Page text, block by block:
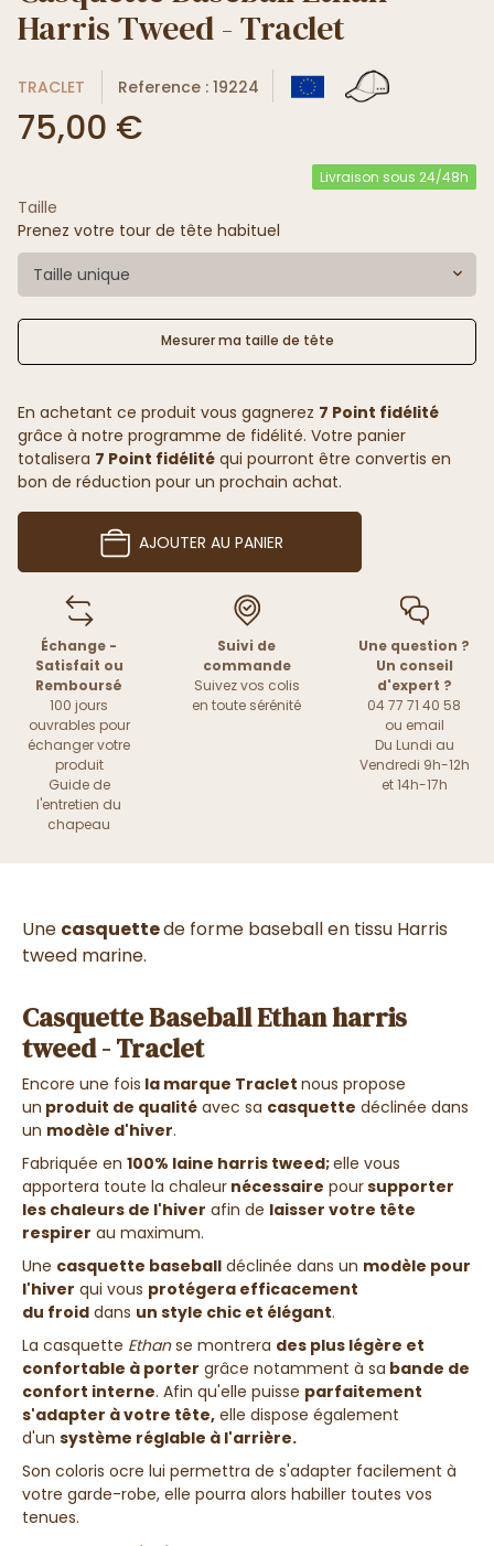
Harris Tweed - Traclet
TRACLET Reference : 19224
75,00 €
Livraison sous 24/48h
Taille
Prenez votre tour de tête habituel
Taille unique
Mesurer ma taille de tête
En achetant ce produit vous gagnerez 7 Point fidélité
grâce à notre programme de fidélité. Votre panier
totalisera 7 Point fidélité qui pourront être convertis en
bon de réduction pour un prochain achat.
AJOUTER AU PANIER
Échange -
Satisfait ou
Remboursé
100 jours
ouvrables pour
échanger votre
produit
Guide de
l'entretien du
chapeau
Suivi de
commande
Suivez vos colis
en toute sérénité
Une question ?
Un conseil
d'expert ?
04 77 71 40 58
ou email
Du Lundi au
Vendredi 9h-12h
et 14h-17h
Une casquettede forme baseball en tissu Harris
tweed marine.
Casquette Baseball Ethan harris
tweed - Traclet
Encore une fois la marque Traclet nous propose
un produit de qualité avec sa casquette déclinée dans
un modèle d'hiver.
Fabriquée en 100% laine harris tweed;elle vous
apportera toute la chaleur nécessaire poursupporter
les chaleurs de l'hiver afin de laisser votre tête
respirer au maximum.
Une casquette baseball déclinée dans un modèle pour
l'hiver qui vous protégera efficacement
du froid dans un style chic et élégant.
La casquette Ethanse montrera des plus légère et
confortable à porter grâce notamment à sa bande de
confort interne. Afin qu'elle puisse parfaitement
s'adapter à votre tête, elle dispose également
d'un système réglable à l'arrière.
Son coloris ocre lui permettra de s'adapter facilement à
votre garde-robe, elle pourra alors habiller toutes vos
tenues.